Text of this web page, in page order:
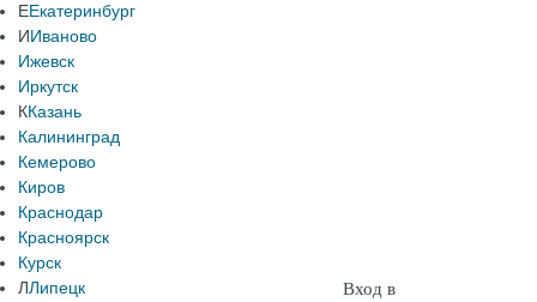
ЕЕкатеринбург
ИИваново
Ижевск
Иркутск
ККазань
Калининград
Кемерово
Киров
Краснодар
Красноярск
Курск
ЛЛипецк
Вход в